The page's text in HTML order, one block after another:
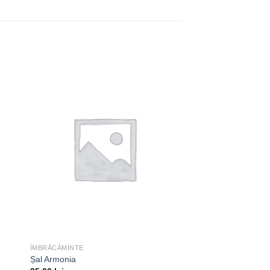
ÎMBRĂCĂMINTE
Șal Armonia